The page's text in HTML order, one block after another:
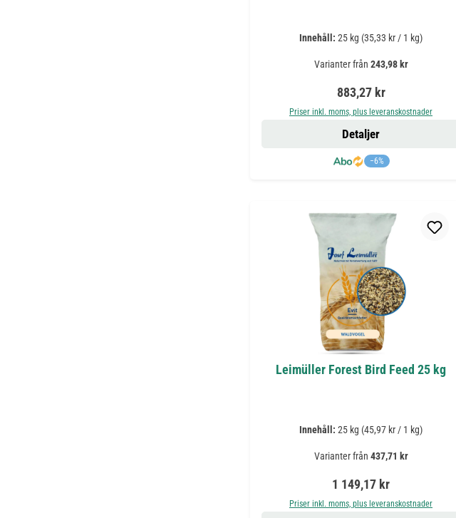
Innehåll: 25 kg (35,33 kr / 1 kg)
Varianter från 243,98 kr
Ordinarie pris:
883,27 kr
Priser inkl. moms, plus leveranskostnader
−6%
Detaljer
Leimüller Forest Bird Feed 25 kg
Innehåll: 25 kg (45,97 kr / 1 kg)
Varianter från 437,71 kr
Ordinarie pris:
1 149,17 kr
Priser inkl. moms, plus leveranskostnader